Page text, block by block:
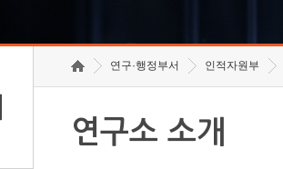
연구·행정부서 인적자원부
연구소 소개